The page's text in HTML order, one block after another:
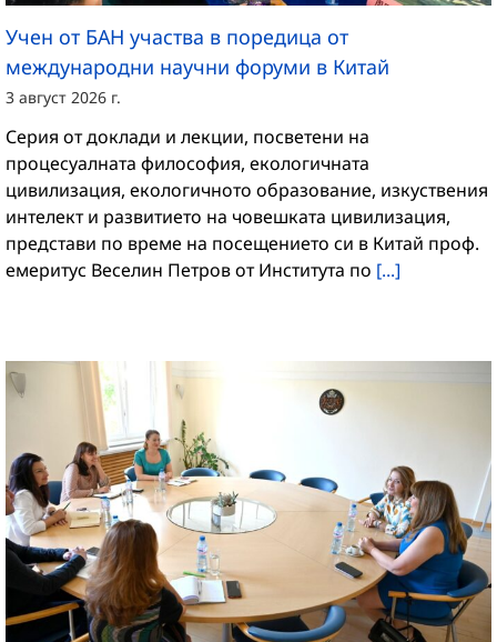
Учен от БАН участва в поредица от
международни научни форуми в Китай
3 август 2026 г.
Серия от доклади и лекции, посветени на
процесуалната философия, екологичната
цивилизация, екологичното образование, изкуствения
интелект и развитието на човешката цивилизация,
представи по време на посещението си в Китай проф.
емеритус Веселин Петров от Института по [...]